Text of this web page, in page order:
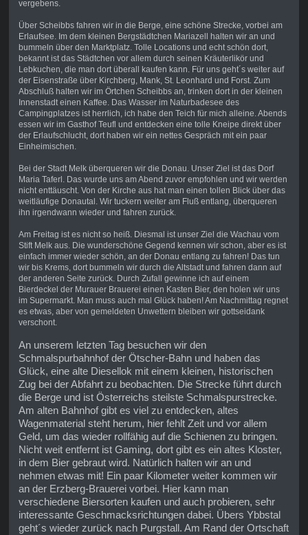
vergebens.
Über Scheibbs fahren wir in die Berge, eine schöne Strecke, vorbei am
Erlaufsee. Im dem kleinen Bergstädtchen Mariazell halten wir an und
bummeln über den Marktplatz. Tolle Locations und echt schön dort,
bekannt ist das Städtchen vor allem durch seinen Kräuterlikör und
Lebkuchen, die man dort überall kaufen kann. Für uns geht´s weiter auf
der Eisenstraße über Kirchberg, Mank, St. Leonhard und Forst. Zum
Abschluß halten wir im Örtchen Scheibbs an, trinken dort in der kleinen
Innenstadt einen Kaffee. Das Wasser im Naturbadesee des
Campingplatzes ist herrlich, ich habe den Teich für mich alleine. Abends
essen wir im Gasthof Teufl und entdecken eine tolle Kneipe direkt über
der Erlaufschlucht, dort haben wir ein nettes Gespräch mit ein paar
Einheimischen.
Bei der Stadt Melk überqueren wir die Donau. Unser Ziel ist das Dorf
Maria Taferl. Das wurde uns am Abend zuvor empfohlen und wir werden
nicht enttäuscht. Von der Kirche aus hat man einen tollen Blick über das
weitläufige Donautal. Wir tuckern weiter am Fluß entlang, überqueren
ihn irgendwann wieder und fahren zurück.
Am Freitag ist es nicht so heiß. Diesmal ist unser Ziel die Wachau vom
Stift Melk aus. Die wunderschöne Gegend kennen wir schon, aber es ist
einfach immer wieder schön, an der Donau entlang zu fahren! Das tun
wir bis Krems, dort bummeln wir durch die Altstadt und fahren dann auf
der anderen Seite zurück. Durch Zufall gewinne ich auf einem
Bierdeckel der Murauer Brauerei einen Kasten Bier, den holen wir uns
im Supermarkt. Man muss auch mal Glück haben! Am Nachmittag regnet
es etwas, aber von gemeldeten Unwettern bleiben wir gottseidank
verschont.
An unserem letzten Tag besuchen wir den
Schmalspurbahnhof der Ötscher-Bahn und haben das
Glück, eine alte Diesellok mit einem kleinen, historischen
Zug bei der Abfahrt zu beobachten. Die Strecke führt durch
die Berge und ist Österreichs steilste Schmalspurstrecke.
Am alten Bahnhof gibt es viel zu entdecken, altes
Wagenmaterial steht herum, hier fehlt Zeit und vor allem
Geld, um das wieder rollfähig auf die Schienen zu bringen.
Nicht weit entfernt ist Gaming, dort gibt es ein altes Kloster,
in dem Bier gebraut wird. Natürlich halten wir an und
nehmen etwas mit! Ein paar Kilometer weiter kommen wir
an der Erzberg-Brauerei vorbei. Hier kann man
verschiedene Biersorten kaufen und auch probieren, sehr
interessante Geschmacksrichtungen dabei. Übers Ybbstal
geht´s wieder zurück nach Purgstall. Am Rand der Ortschaft